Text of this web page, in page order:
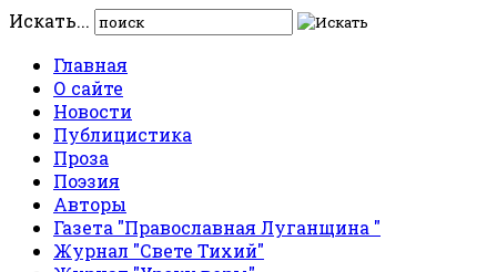
Искать...
Главная
О сайте
Новости
Публицистика
Проза
Поэзия
Авторы
Газета "Православная Луганщина "
Журнал "Свете Тихий"